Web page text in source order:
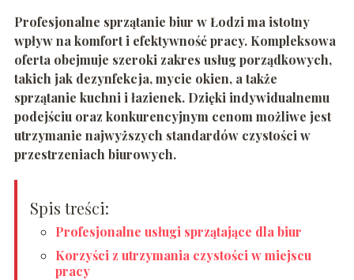
Profesjonalne sprzątanie biur w Łodzi ma istotny
wpływ na komfort i efektywność pracy. Kompleksowa
oferta obejmuje szeroki zakres usług porządkowych,
takich jak dezynfekcja, mycie okien, a także
sprzątanie kuchni i łazienek. Dzięki indywidualnemu
podejściu oraz konkurencyjnym cenom możliwe jest
utrzymanie najwyższych standardów czystości w
przestrzeniach biurowych.
Spis treści:
Profesjonalne usługi sprzątające dla biur
Korzyści z utrzymania czystości w miejscu
pracy